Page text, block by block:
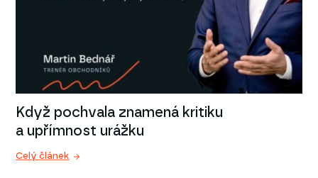
Když pochvala znamená kritiku
a upřímnost urážku
Celý článek